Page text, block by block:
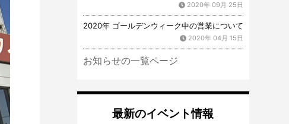
2020年 09月 25日
2020年 ゴールデンウィーク中の営業について
2020年 04月 15日
お知らせの一覧ページ
最新のイベント情報